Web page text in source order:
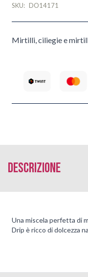
SKU: DO14171
Mirtilli, ciliegie e
Descrizione
Una miscela perfetta di
Drip è ricco di dolcezza